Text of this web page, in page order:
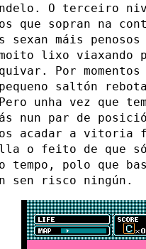
O terceiro
que sopran na
sexan máis
lixo viaxando
Por
saltón
unha vez que
nun par de
acadar a vitoria
o feito de que só
tempo, polo que
sen risco ningún.